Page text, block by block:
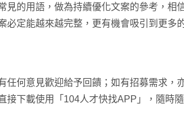
見的用語，做為持續優化文案的參考，相
必定能越來越完整，更有機會吸引到更多
任何意見歡迎給予回饋；如有招募需求，
接下載使用「104人才快找APP」，隨時